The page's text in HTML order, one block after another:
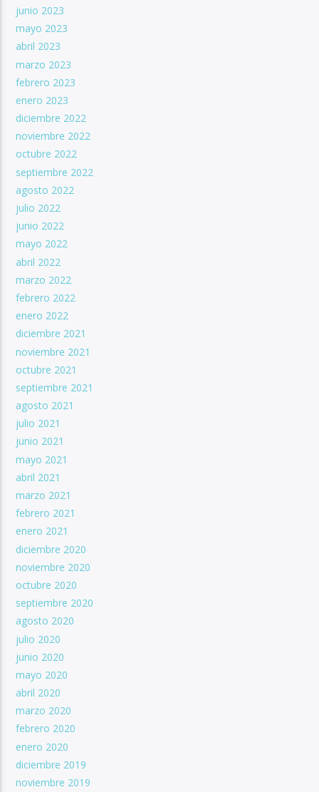
junio 2023
mayo 2023
abril 2023
marzo 2023
febrero 2023
enero 2023
diciembre 2022
noviembre 2022
octubre 2022
septiembre 2022
agosto 2022
julio 2022
junio 2022
mayo 2022
abril 2022
marzo 2022
febrero 2022
enero 2022
diciembre 2021
noviembre 2021
octubre 2021
septiembre 2021
agosto 2021
julio 2021
junio 2021
mayo 2021
abril 2021
marzo 2021
febrero 2021
enero 2021
diciembre 2020
noviembre 2020
octubre 2020
septiembre 2020
agosto 2020
julio 2020
junio 2020
mayo 2020
abril 2020
marzo 2020
febrero 2020
enero 2020
diciembre 2019
noviembre 2019